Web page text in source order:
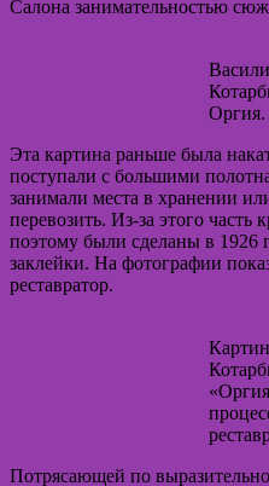
Салона занимательностью
Оргия.
Эта картина раньше была
поступали с большими
занимали места в хранении
перевозить. Из-за этого часть
поэтому были сделаны в 1926
заклейки. На фотографии
реставратор.
Потрясающей по